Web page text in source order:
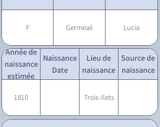
F Germeail Lucia
Année de
naissance
estimée
Naissance
Date
Lieu de
naissance
Source de
naissance
1810 Trois-Ilets